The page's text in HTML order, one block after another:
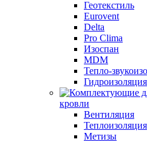
Геотекстиль
Eurovent
Delta
Pro Clima
Изоспан
MDM
Тепло-
кровли
Вентиляция
Теплоизоляция
Метизы